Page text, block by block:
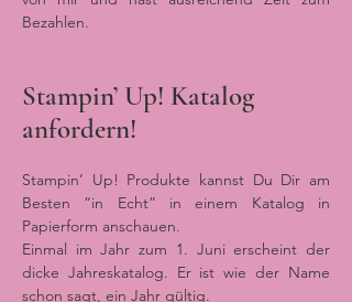
Bezahlen.
Stampin’ Up! Katalog
anfordern!
Stampin’ Up! Produkte kannst Du Dir am
Besten “in Echt” in einem Katalog in
Papierform anschauen.
Einmal im Jahr zum 1. Juni erscheint der
dicke Jahreskatalog. Er ist wie der Name
schon sagt, ein Jahr gültig.